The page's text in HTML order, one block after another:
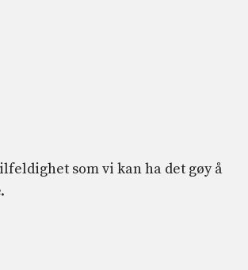
som vi kan ha det gøy å